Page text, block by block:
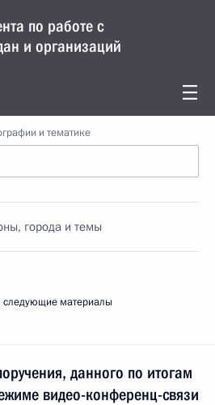
по работе с
и организаций
и тематике
города и темы
следующие материалы
данного по итогам
видео-конференц-связи